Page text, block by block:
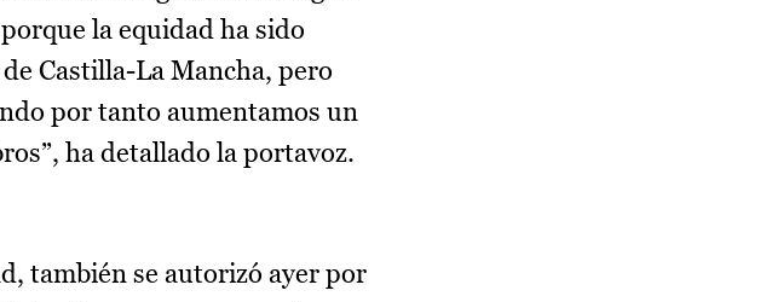
la equidad ha sido
Castilla-La Mancha, pero
por tanto aumentamos un
ha detallado la portavoz.
también se autorizó ayer por